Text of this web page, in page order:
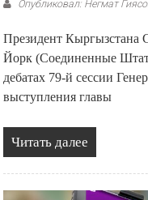
Опубликовал: Негмат
Президент Кыргызстана
Йорк (Соединенные
дебатах 79-й сессии
выступления главы
Читать далее